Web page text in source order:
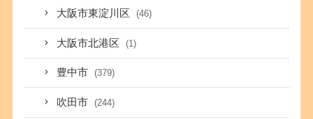
大阪市東淀川区 (46)
大阪市北港区 (1)
豊中市 (379)
吹田市 (244)